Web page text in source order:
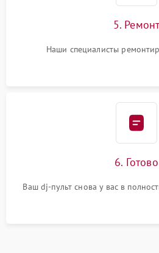
5.
Наши специалисты
6. Готово
Ваш dj-пульт снова у вас в